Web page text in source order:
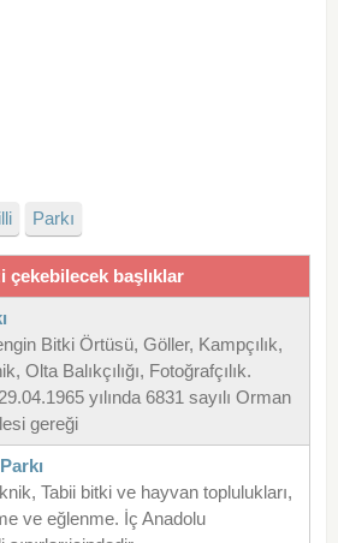
Parkı
başlıklar
Bitki Örtüsü, Göller, Kampçılık,
Olta Balıkçılığı, Fotoğrafçılık.
yılında 6831 sayılı Orman
gereği
Tabii bitki ve hayvan toplulukları,
ve eğlenme. İç Anadolu